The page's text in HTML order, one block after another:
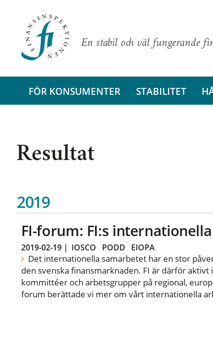
En stabil och väl fungerande
FÖR KONSUMENTER STABILITET
Resultat
2019
FI-forum: FI:s
2019-02-19| IOSCO PODD EIOPA
Det internationella samarbetet har en stor
den svenska finansmarknaden. FI är därför
kommittéer och arbetsgrupper på regional,
forum berättade vi mer om vårt internationella